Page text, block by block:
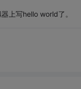
上写hello world了。